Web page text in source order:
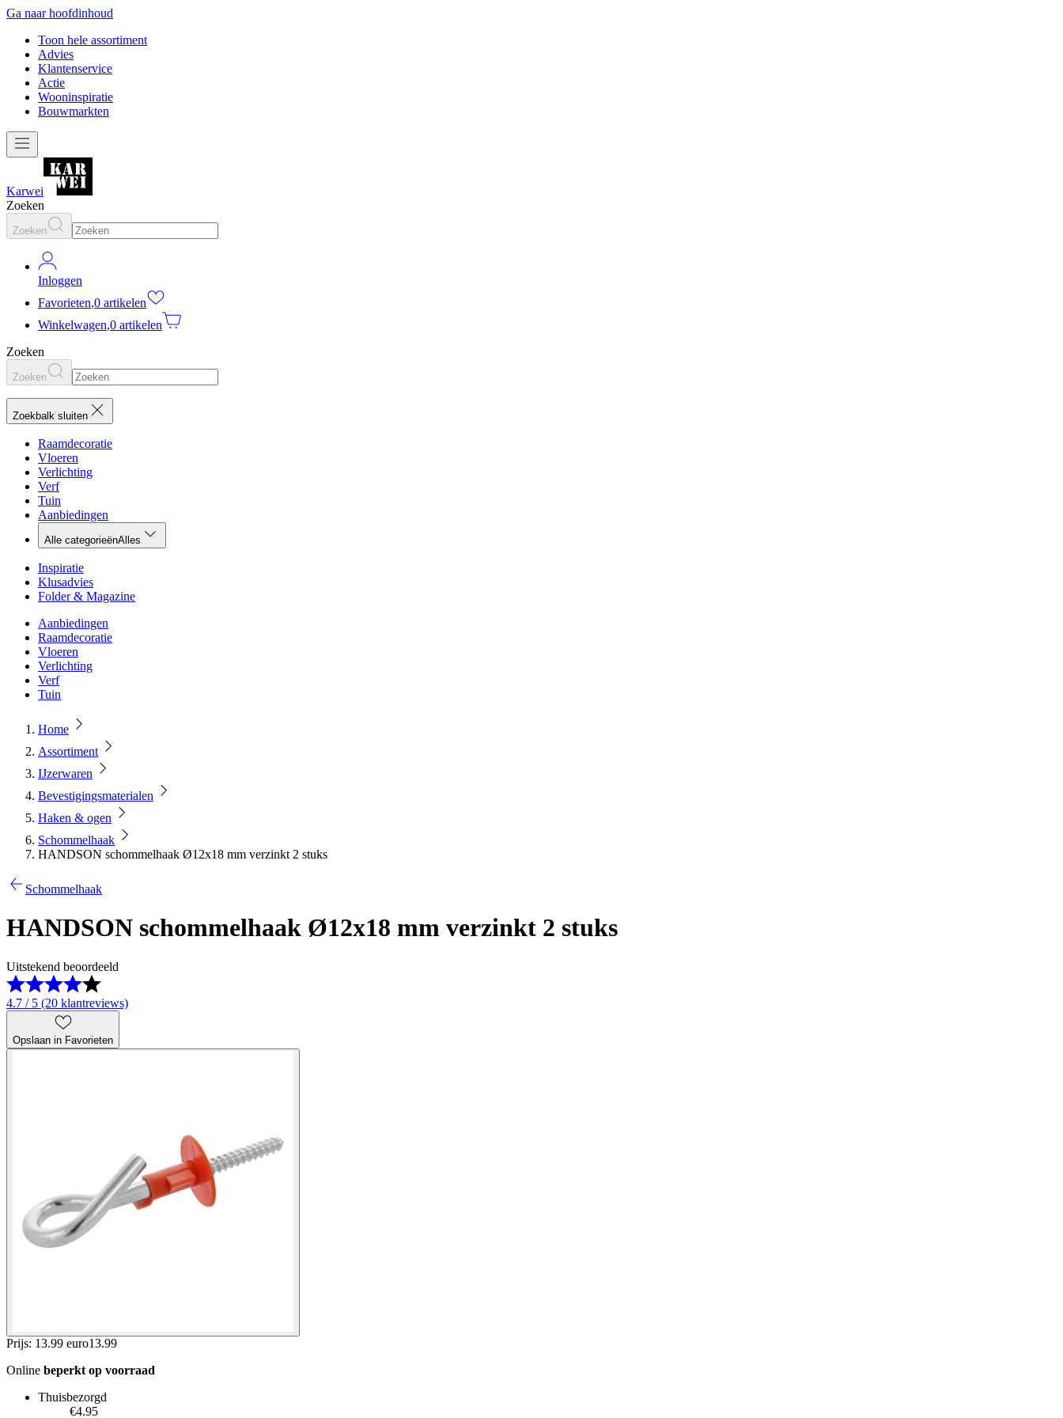
Ga naar hoofdinhoud
Toon hele assortiment
Advies
Klantenservice
Actie
Wooninspiratie
Bouwmarkten
Karwei
Zoeken
Zoeken
Inloggen
Favorieten,0 artikelen
Winkelwagen,0 artikelen
Zoeken
Zoeken
Zoekbalk sluiten
Raamdecoratie
Vloeren
Verlichting
Verf
Tuin
Aanbiedingen
Alle categorieënAlles
Inspiratie
Klusadvies
Folder & Magazine
Aanbiedingen
Raamdecoratie
Vloeren
Verlichting
Verf
Tuin
Home
Assortiment
IJzerwaren
Bevestigingsmaterialen
Haken & ogen
Schommelhaak
HANDSON schommelhaak Ø12x18 mm verzinkt 2 stuks
Schommelhaak
HANDSON schommelhaak Ø12x18 mm verzinkt 2 stuks
Uitstekend beoordeeld
4.7 / 5 (20 klantreviews)
Opslaan in Favorieten
Prijs: 13.99 euro13.99
Online beperkt op voorraad
Thuisbezorgd
€4.95